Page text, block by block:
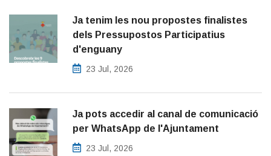
Ja tenim les nou propostes finalistes
dels Pressupostos Participatius
d'enguany
23 Jul, 2026
Ja pots accedir al canal de comunicació
per WhatsApp de l'Ajuntament
23 Jul, 2026